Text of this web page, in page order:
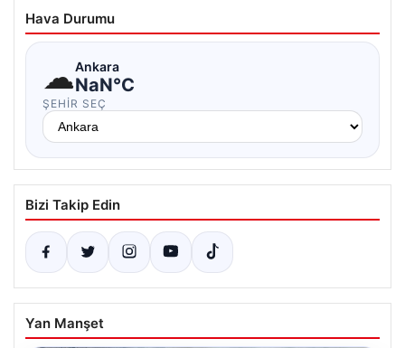
Hava Durumu
☁Ankara
NaN°C
ŞEHIR SEÇ
Bizi Takip Edin
Yan Manşet